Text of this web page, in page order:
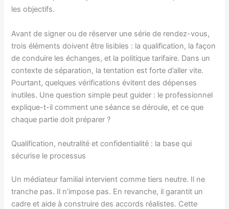
les objectifs.
Avant de signer ou de réserver une série de rendez-vous,
trois éléments doivent être lisibles : la qualification, la façon
de conduire les échanges, et la politique tarifaire. Dans un
contexte de séparation, la tentation est forte d’aller vite.
Pourtant, quelques vérifications évitent des dépenses
inutiles. Une question simple peut guider : le professionnel
explique-t-il comment une séance se déroule, et ce que
chaque partie doit préparer ?
Qualification, neutralité et confidentialité : la base qui
sécurise le processus
Un médiateur familial intervient comme tiers neutre. Il ne
tranche pas. Il n’impose pas. En revanche, il garantit un
cadre et aide à construire des accords réalistes. Cette